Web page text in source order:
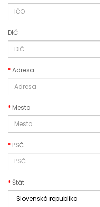
DIČ
Adresa
Mesto
PSČ
Štát